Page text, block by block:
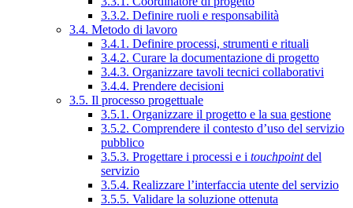
3.3.2. Definire ruoli e responsabilità
3.4. Metodo di lavoro
3.4.1. Definire processi, strumenti e rituali
3.4.2. Curare la documentazione di progetto
3.4.3. Organizzare tavoli tecnici collaborativi
3.4.4. Prendere decisioni
3.5. Il processo progettuale
3.5.1. Organizzare il progetto e la sua gestione
3.5.2. Comprendere il contesto d’uso del servizio
pubblico
3.5.3. Progettare i processi e i touchpointdel
servizio
3.5.4. Realizzare l’interfaccia utente del servizio
3.5.5. Validare la soluzione ottenuta